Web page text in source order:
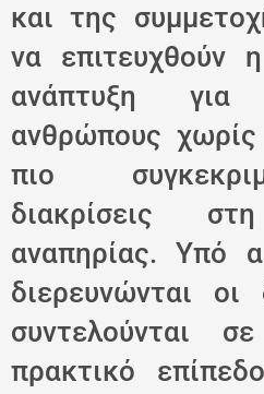
και της
να επιτευχθούν
ανάπτυξη
ανθρώπους χωρίς
πιο
διακρίσεις
αναπηρίας. Υπό
διερευνώνται οι
συντελούνται
πρακτικό